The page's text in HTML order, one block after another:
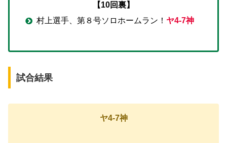
【10回裏】
村上選手、第８号ソロホームラン！ ヤ4-7神
試合結果
ヤ4-7神